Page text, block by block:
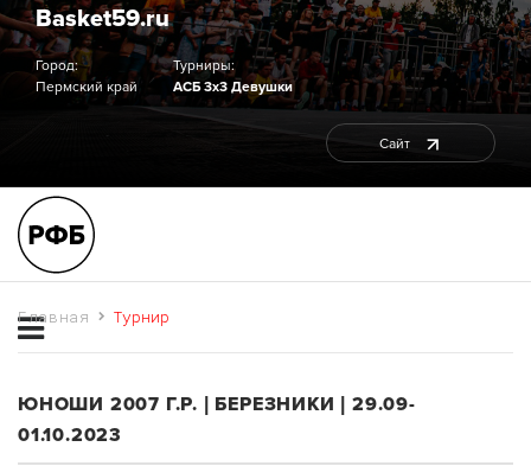
Basket59.ru
Город:
Пермский край
Турниры:
АСБ 3х3 Девушки
Сайт
Главная Турнир
ЮНОШИ 2007 Г.Р. | БЕРЕЗНИКИ | 29.09-
01.10.2023